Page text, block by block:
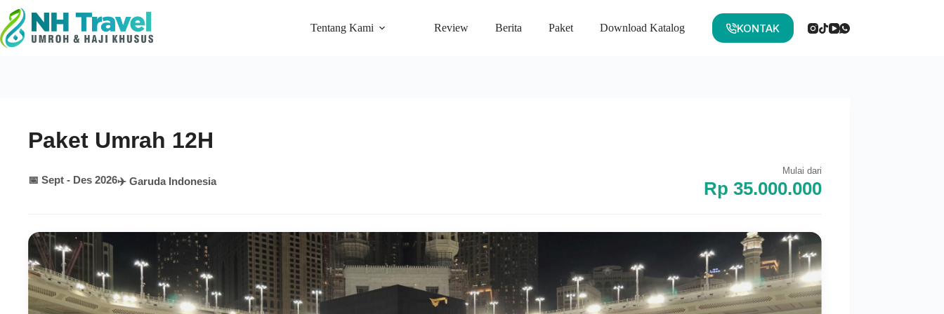
content
Tentang Kami Review Berita Paket Download Katalog KONTAK
Paket Umrah 12H
📅 Sept - Des 2026✈️ Garuda Indonesia
Mulai dari
Rp 35.000.000